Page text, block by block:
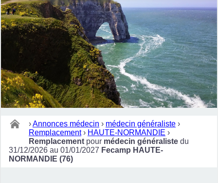
›Annonces médecin › médecin généraliste ›
Remplacement › HAUTE-NORMANDIE ›
Remplacement pour médecin généraliste du
31/12/2026 au 01/01/2027 Fecamp HAUTE-
NORMANDIE (76)